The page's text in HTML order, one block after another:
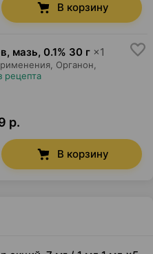
В корзину
мазь, 0.1% 30 г ×1
Органон
рецепта
р.
В корзину